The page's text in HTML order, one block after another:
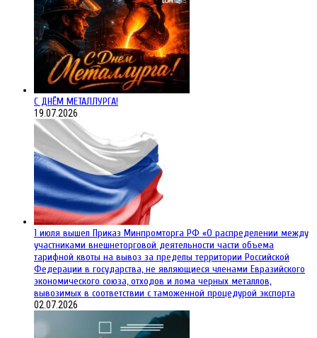
С ДНЁМ МЕТАЛЛУРГА!
19.07.2026
1 июля вышел Приказ Минпромторга РФ «О распределении между
участниками внешнеторговой деятельности части объема
тарифной квоты на вывоз за пределы территории Российской
Федерации в государства, не являющиеся членами Евразийского
экономического союза, отходов и лома черных металлов,
вывозимых в соответствии с таможенной процедурой экспорта
02.07.2026